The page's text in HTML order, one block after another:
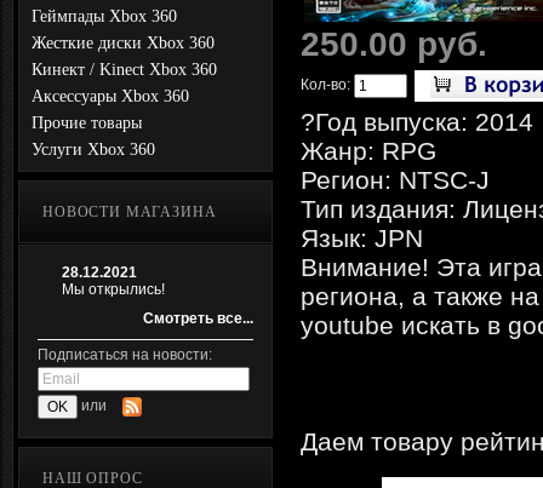
Геймпады Xbox 360
Жесткие диски Xbox 360
Кинект / Kinect Xbox 360
Аксессуары Xbox 360
Прочие товары
Услуги Xbox 360
НОВОСТИ МАГАЗИНА
28.12.2021
Мы открылись!
Смотреть все...
Подписаться на новости:
или
НАШ ОПРОС
250.00 руб.
Кол-во:
?Год выпуска: 2014
Жанр: RPG
Регион: NTSC-J
Тип издания:
Язык: JPN
Внимание! Эта игра
региона, а также
youtube искать в
Даем товару